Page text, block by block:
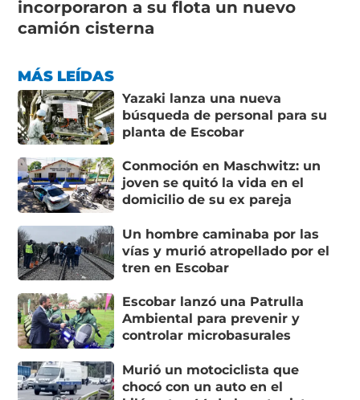
incorporaron a su flota un nuevo
camión cisterna
MÁS LEÍDAS
Yazaki lanza una nueva
búsqueda de personal para su
planta de Escobar
Conmoción en Maschwitz: un
joven se quitó la vida en el
domicilio de su ex pareja
Un hombre caminaba por las
vías y murió atropellado por el
tren en Escobar
Escobar lanzó una Patrulla
Ambiental para prevenir y
controlar microbasurales
Murió un motociclista que
chocó con un auto en el